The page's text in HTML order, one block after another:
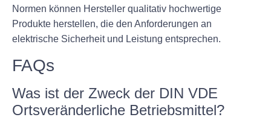
Normen können Hersteller qualitativ hochwertige
Produkte herstellen, die den Anforderungen an
elektrische Sicherheit und Leistung entsprechen.
FAQs
Was ist der Zweck der DIN VDE
Ortsveränderliche Betriebsmittel?